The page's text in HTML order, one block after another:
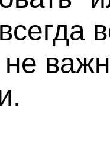
не